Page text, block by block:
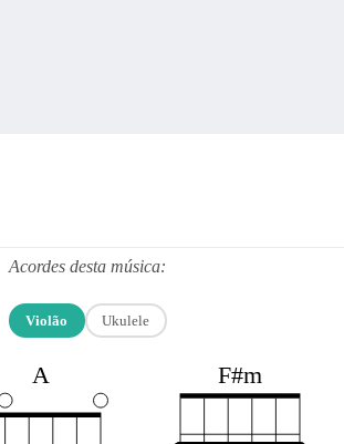
Acordes desta música:
Violão Ukulele
A F#m